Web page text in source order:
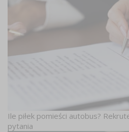
Ile piłek pomieści autobus?
pytania